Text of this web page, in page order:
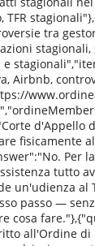
TFR
tra
stagionali,
e
Airbnb,
d'Appello
fisicamente
Per
tutto
un'udienza al
passo —
cosa
all'Ordine di